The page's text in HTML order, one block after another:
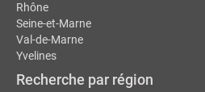
Rhône
Seine-et-Marne
Val-de-Marne
Yvelines
Recherche par région